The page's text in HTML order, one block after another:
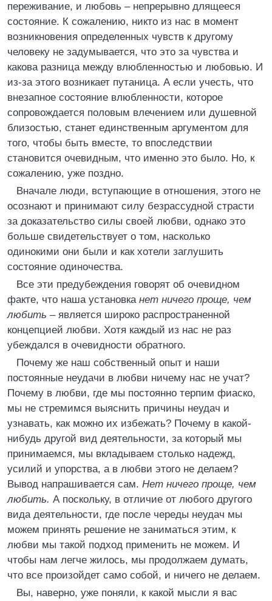
переживание, и любовь – непрерывно длящееся
состояние. К сожалению, никто из нас в момент
возникновения определенных чувств к другому
человеку не задумывается, что это за чувства и
какова разница между влюбленностью и любовью. И
из-за этого возникает путаница. А если учесть, что
внезапное состояние влюбленности, которое
сопровождается половым влечением или душевной
близостью, станет единственным аргументом для
того, чтобы быть вместе, то впоследствии
становится очевидным, что именно это было. Но, к
сожалению, уже поздно.
Вначале люди, вступающие в отношения, этого не
осознают и принимают силу безрассудной страсти
за доказательство силы своей любви, однако это
больше свидетельствует о том, насколько
одинокими они были и как хотели заглушить
состояние одиночества.
Все эти предубеждения говорят об очевидном
факте, что наша установка нет ничего проще, чем
любить –является широко распространенной
концепцией любви. Хотя каждый из нас не раз
убеждался в очевидности обратного.
Почему же наш собственный опыт и наши
постоянные неудачи в любви ничему нас не учат?
Почему в любви, где мы постоянно терпим фиаско,
мы не стремимся выяснить причины неудач и
узнавать, как можно их избежать? Почему в какой-
нибудь другой вид деятельности, за который мы
принимаемся, мы вкладываем столько надежд,
усилий и упорства, а в любви этого не делаем?
Вывод напрашивается сам. Нет ничего проще, чем
любить. А поскольку, в отличие от любого другого
вида деятельности, где после череды неудач мы
можем принять решение не заниматься этим, к
любви мы такой подход применить не можем. И
чтобы нам легче жилось, мы продолжаем думать,
что все произойдет само собой, и ничего не делаем.
Вы, наверно, уже поняли, к какой мысли я вас